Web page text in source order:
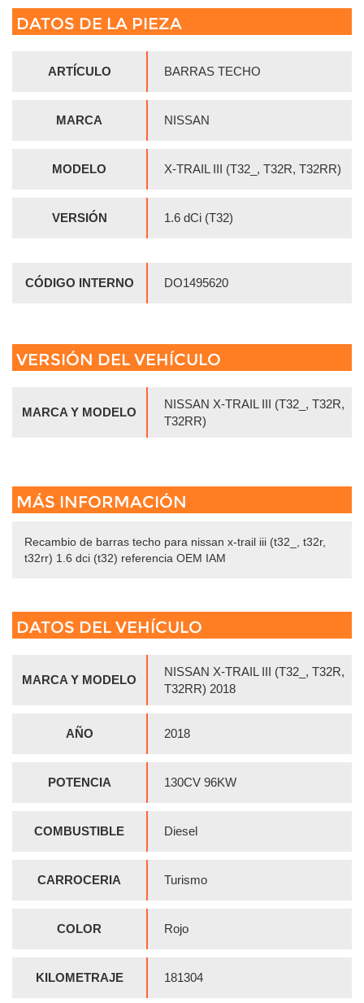
DATOS DE LA PIEZA
ARTÍCULO BARRAS TECHO
MARCA NISSAN
MODELO X-TRAIL III (T32_, T32R, T32RR)
VERSIÓN 1.6 dCi (T32)
CÓDIGO INTERNO DO1495620
VERSIÓN DEL VEHÍCULO
MARCA Y MODELO
NISSAN X-TRAIL III (T32_, T32R,
T32RR)
MÁS INFORMACIÓN
Recambio de barras techo para nissan x-trail iii (t32_, t32r,
t32rr) 1.6 dci (t32) referencia OEM IAM
DATOS DEL VEHÍCULO
MARCA Y MODELO
NISSAN X-TRAIL III (T32_, T32R,
T32RR) 2018
AÑO 2018
POTENCIA 130CV 96KW
COMBUSTIBLE Diesel
CARROCERIA Turismo
COLOR Rojo
KILOMETRAJE 181304